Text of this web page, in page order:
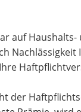
auf
der